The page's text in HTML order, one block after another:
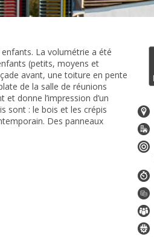
La volumétrie a été
(petits, moyens et
avant, une toiture en pente
de la salle de réunions
donne l’impression d’un
sont : le bois et les crépis
Des panneaux